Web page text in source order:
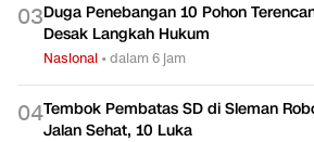
03Duga Penebangan 10 Pohon
Desak Langkah Hukum
Nasional •dalam 6 jam
04Tembok Pembatas SD di Sleman
Jalan Sehat, 10 Luka